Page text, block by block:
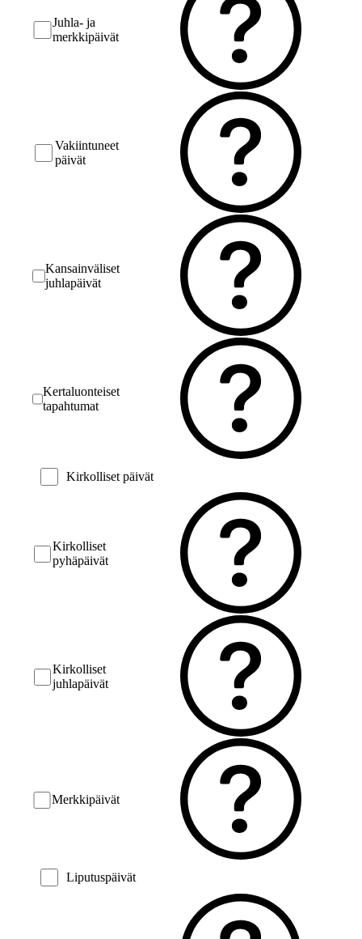
Juhla- ja
merkkipäivät
Vakiintuneet
päivät
Kansainväliset
juhlapäivät
Kertaluonteiset
tapahtumat
Kirkolliset päivät
Kirkolliset
pyhäpäivät
Kirkolliset
juhlapäivät
Merkkipäivät
Liputuspäivät